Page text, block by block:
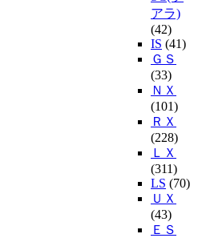
アラ)
(42)
IS (41)
ＧＳ
(33)
ＮＸ
(101)
ＲＸ
(228)
ＬＸ
(311)
LS (70)
ＵＸ
(43)
ＥＳ